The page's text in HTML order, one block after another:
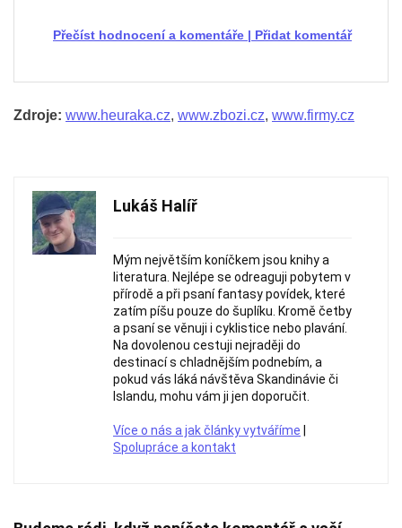
Přidat komentář
|
Přečíst hodnocení a komentáře
Zdroje: www.heuraka.cz, www.zbozi.cz, www.firmy.cz
Lukáš Halíř
Mým největším koníčkem jsou knihy a
literatura. Nejlépe se odreaguji pobytem v
přírodě a při psaní fantasy povídek, které
zatím píšu pouze do šuplíku. Kromě četby
a psaní se věnuji i cyklistice nebo plavání.
Na dovolenou cestuji nejraději do
destinací s chladnějším podnebím, a
pokud vás láká návštěva Skandinávie či
Islandu, mohu vám ji jen doporučit.
Více o nás a jak články vytváříme
Spolupráce a kontakt